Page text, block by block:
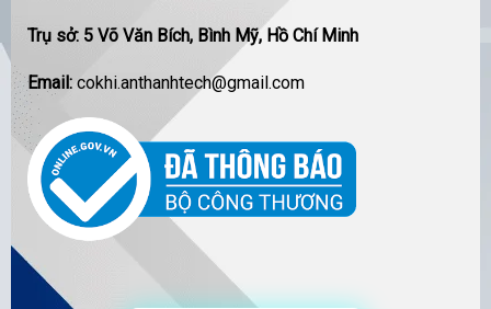
Trụ sở: 5 Võ Văn Bích, Bình Mỹ, Hồ Chí Minh
Email: cokhi.anthanhtech@gmail.com